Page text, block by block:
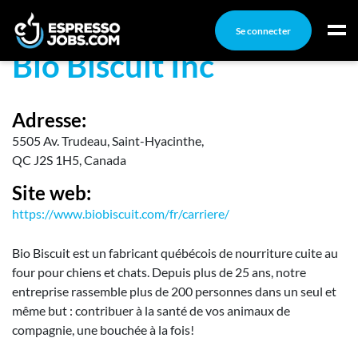
Se connecter
Connexion
Emplois
Compagnies
Ma boîte à outils
Conseils carrière
Nos chroniques
Inscrivez-vous à l'infolettre
Bio Biscuit Inc
Adresse:
5505 Av. Trudeau, Saint-Hyacinthe,
QC J2S 1H5, Canada
Site web:
https://www.biobiscuit.com/fr/carriere/
Bio Biscuit est un fabricant québécois de nourriture cuite au
four pour chiens et chats. Depuis plus de 25 ans, notre
entreprise rassemble plus de 200 personnes dans un seul et
même but : contribuer à la santé de vos animaux de
compagnie, une bouchée à la fois!